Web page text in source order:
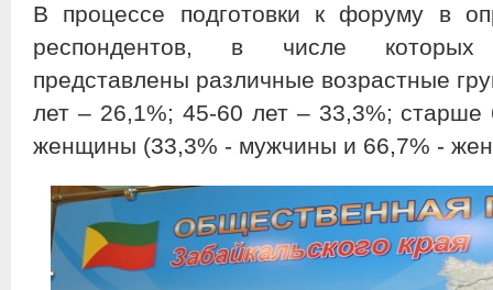
В процессе подготовки к форуму в
респондентов, в числе которых
представлены различные возрастные
лет – 26,1%; 45-60 лет – 33,3%;
женщины (33,3% - мужчины и 66,7% -